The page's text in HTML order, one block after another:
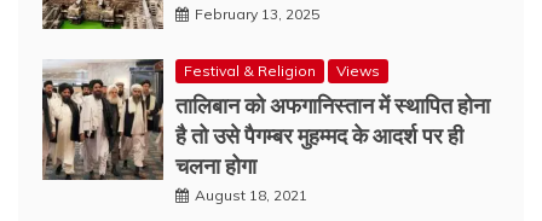
February 13, 2025
Festival & Religion Views
तालिबान को अफगानिस्तान में स्थापित होना
है तो उसे पैगम्बर मुहम्मद के आदर्श पर ही
चलना होगा
August 18, 2021